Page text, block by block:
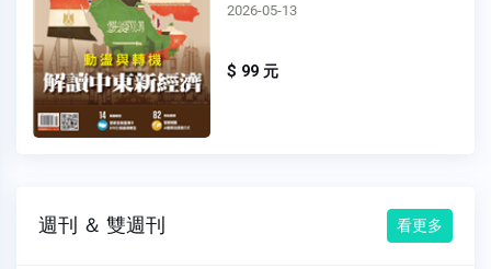
2026-04-29
$ 99 元
週刊 ＆ 雙週刊 看更多